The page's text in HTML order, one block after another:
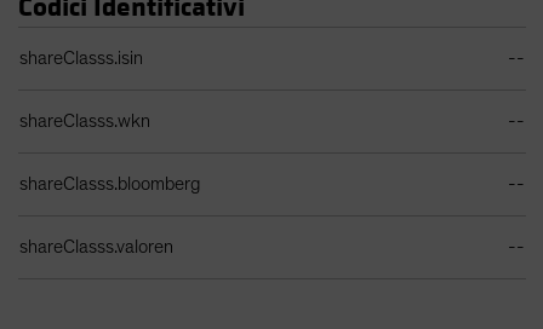
Codici Identificativi
shareClasss.isin --
shareClasss.wkn --
shareClasss.bloomberg --
shareClasss.valoren --